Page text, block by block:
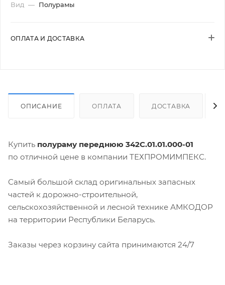
Вид — Полурамы
ОПЛАТА И ДОСТАВКА
ОПИСАНИЕ ОПЛАТА ДОСТАВКА
Купить полураму переднюю 342С.01.01.000-01
по отличной цене в компании ТЕХПРОМИМПЕКС.
Самый большой склад оригинальных запасных
частей к дорожно-строительной,
сельскохозяйственной и лесной технике АМКОДОР
на территории Республики Беларусь.
Заказы через корзину сайта принимаются 24/7